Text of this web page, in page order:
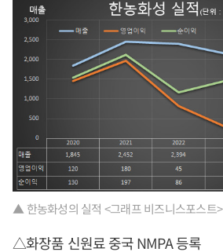
▲ 한농화성의 실적 <그래프 비즈니스포스트>
△화장품 신원료 중국 NMPA 등록